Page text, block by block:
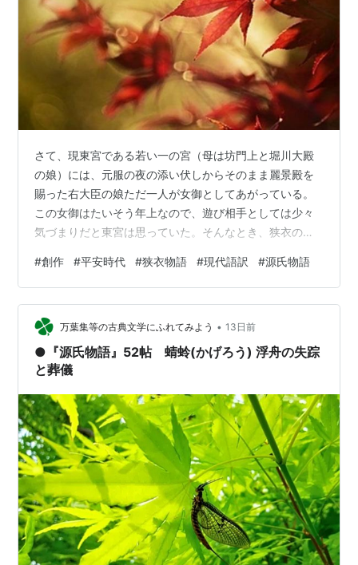
さて、現東宮である若い一の宮（母は坊門上と堀川大殿
の娘）には、元服の夜の添い伏しからそのまま麗景殿を
賜った右大臣の娘ただ一人が女御としてあがっている。
この女御はたいそう年上なので、遊び相手としては少々
気づまりだと東宮は思っていた。そんなとき、狭衣の北
子）のうわさを聞き、「お会いしてみたい」と心に深く
とめているが、この姫君はまだまだ幼すぎるために会う
ことが出来ず、残念に思っていた。その他にも故式部卿
宮が、「つまらぬ娘ではありますが、ぜひおそばに」
と、愛娘（宰相中将の妹姫）の事を言い続けていたのを
忘れてはいなかったが、東宮自身の一存ではどうにも申
#創作 #平安時代 #狭衣物語 #現代語訳 #源氏物語
万葉集等の古典文学にふれてみよう • 13日前
●『源氏物語』52帖 蜻蛉(かげろう) 浮舟の失踪
と葬儀